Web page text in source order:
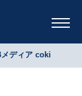
ディア coki